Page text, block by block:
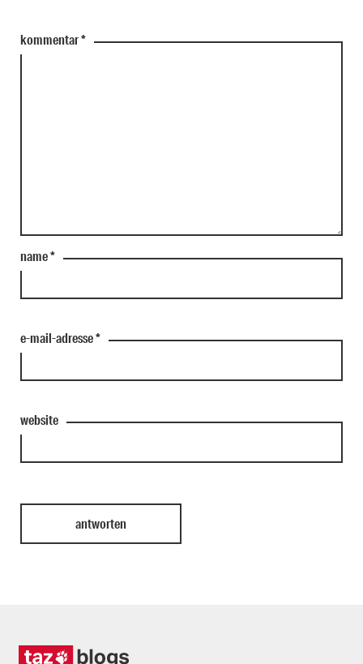
kommentar*
name*
e-mail-adresse*
website